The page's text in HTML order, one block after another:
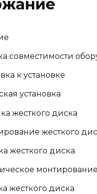
совместимости
к установке
установка
жесткого диска
жесткого
жесткого диска
жесткого диска